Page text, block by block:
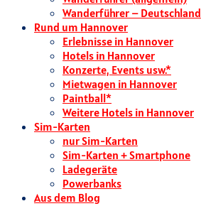
Wanderführer – Deutschland
Rund um Hannover
Erlebnisse in Hannover
Hotels in Hannover
Konzerte, Events usw.*
Mietwagen in Hannover
Paintball*
Weitere Hotels in Hannover
Sim-Karten
nur Sim-Karten
Sim-Karten + Smartphone
Ladegeräte
Powerbanks
Aus dem Blog